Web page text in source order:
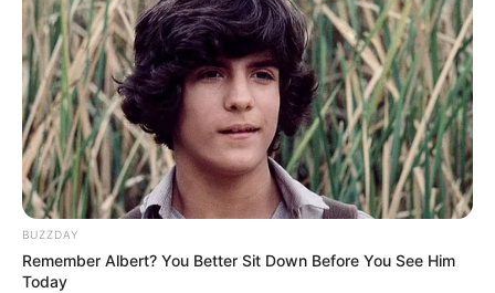
8 Kata Lucu Seputar Malam
Minggu ala Jomblo yang Bikin
Ngenes
BUZZDAY
Remember Albert? You Better Sit Down Before You See Him
Today